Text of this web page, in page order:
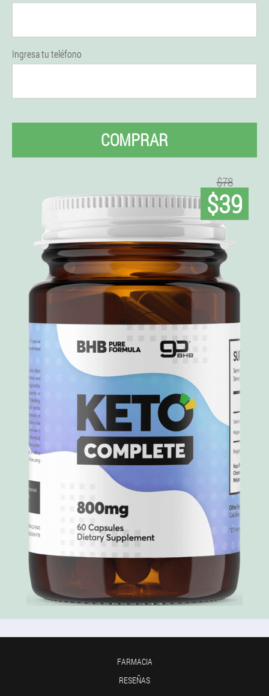
Ingresa tu teléfono
COMPRAR
$78
$39
FARMACIA
RESEÑAS